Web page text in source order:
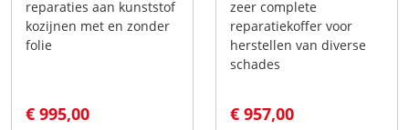
reparaties aan kunststof
kozijnen met en zonder
folie
€ 995,00
zeer complete
reparatiekoffer voor
herstellen van diverse
schades
€ 957,00